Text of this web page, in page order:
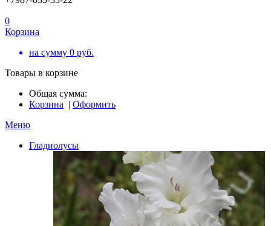
0
Корзина
на сумму 0 руб.
Товары в корзине
Общая сумма:
Корзина | Оформить
Меню
Гладиолусы